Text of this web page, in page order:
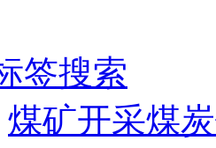
签搜索
煤矿开采煤